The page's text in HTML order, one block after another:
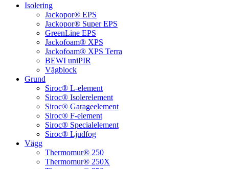
Isolering
Jackopor® EPS
Jackopor® Super EPS
GreenLine EPS
Jackofoam® XPS
Jackofoam® XPS Terra
BEWI uniPIR
Vägblock
Grund
Siroc® L-element
Siroc® Isolerelement
Siroc® Garageelement
Siroc® F-element
Siroc® Specialelement
Siroc® Ljudfog
Vägg
Thermomur® 250
Thermomur® 250X